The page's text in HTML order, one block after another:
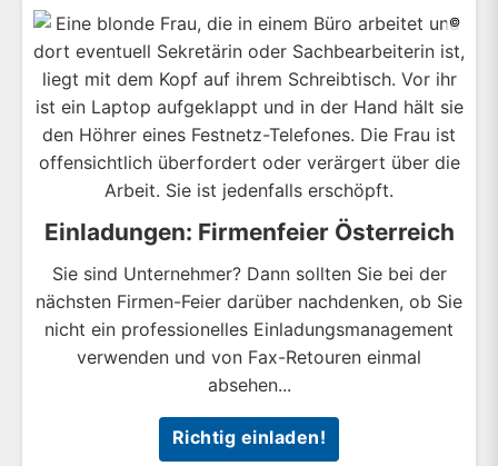
©
Einladungen: Firmenfeier Österreich
Sie sind Unternehmer? Dann sollten Sie bei der
nächsten Firmen-Feier darüber nachdenken, ob Sie
nicht ein professionelles Einladungsmanagement
verwenden und von Fax-Retouren einmal
absehen...
Richtig einladen!